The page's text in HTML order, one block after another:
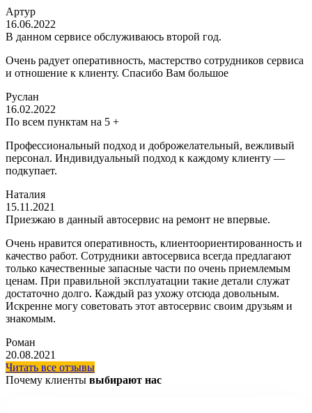
Артур
16.06.2022
В данном сервисе обслуживаюсь второй год.
Очень радует оперативность, мастерство сотрудников сервиса
и отношение к клиенту. Спасибо Вам большое
Руслан
16.02.2022
По всем пунктам на 5 +
Профессиональный подход и доброжелательный, вежливый
персонал. Индивидуальный подход к каждому клиенту —
подкупает.
Наталия
15.11.2021
Приезжаю в данный автосервис на ремонт не впервые.
Очень нравится оперативность, клиентоориентированность и
качество работ. Сотрудники автосервиса всегда предлагают
только качественные запасные части по очень приемлемым
ценам. При правильной эксплуатации такие детали служат
достаточно долго. Каждый раз ухожу отсюда довольным.
Искренне могу советовать этот автосервис своим друзьям и
знакомым.
Роман
20.08.2021
Читать все отзывы
Почему клиенты выбирают нас